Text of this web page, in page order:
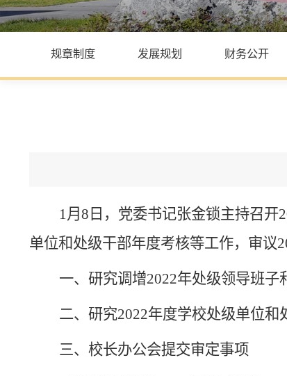
规章制度 发展规划 财务公开
1月8日，党委书记张金锁主持召开
单位和处级干部年度考核等工作，审议
一、研究调增2022年处级领导班子
二、研究2022年度学校处级单位和
三、校长办公会提交审定事项